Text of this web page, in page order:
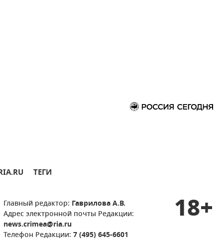
ТЕГИ
Главный редактор: Гаврилова А.В.
Адрес электронной почты Редакции:
news.crimea@ria.ru
Телефон Редакции: 7 (495) 645-6601
18+